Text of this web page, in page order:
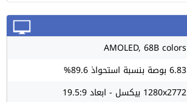
AMOLED, 68B colors
6.83 بوصة بنسبة استحواذ 89.6%
1280x2772 بيكسل - ابعاد 19.5:9